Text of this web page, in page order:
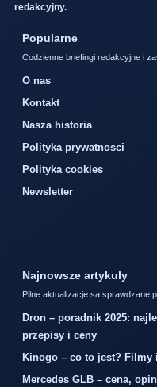
redakcyjny.
Popularne
Codzienne briefingi redakcyjne i
O nas
Kontakt
Nasza historia
Polityka prywatnosci
Polityka cookies
Newsletter
Najnowsze artykuly
Pilne aktualizacje sa sprawdzane
Dron – poradnik 2025:
przepisy i ceny
Kinogo – co to jest? Filmy
Mercedes GLB – cena,